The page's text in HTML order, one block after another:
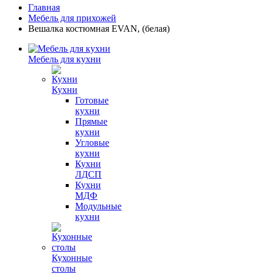
Главная
Мебель для прихожей
Вешалка костюмная EVAN, (белая)
Мебель для кухни
Кухни
Готовые
кухни
Прямые
кухни
Угловые
кухни
Кухни
ЛДСП
Кухни
МДФ
Модульные
кухни
Кухонные
столы